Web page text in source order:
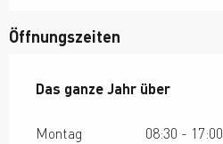
Öffnungszeiten
Das ganze Jahr über
Das ganze Jahr über
Montag 08:30 - 17:00